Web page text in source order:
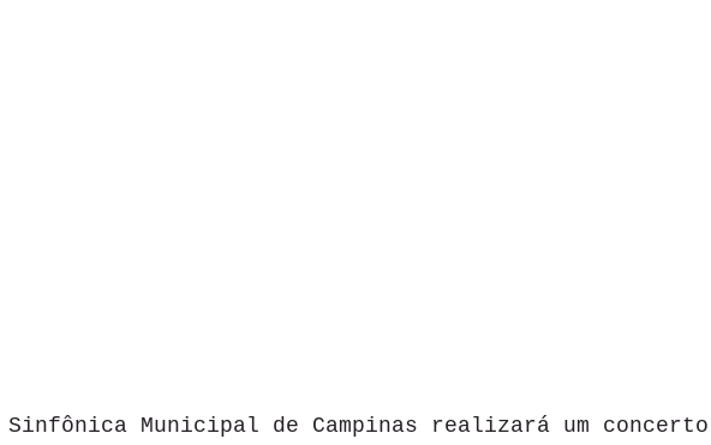
Sinfônica Municipal de Campinas realizará um concerto